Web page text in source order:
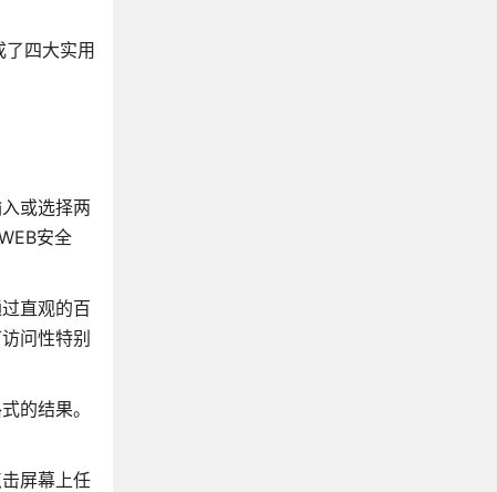
了四大实用
或选择两
安全
直观的百
问性特别
的结果。
屏幕上任